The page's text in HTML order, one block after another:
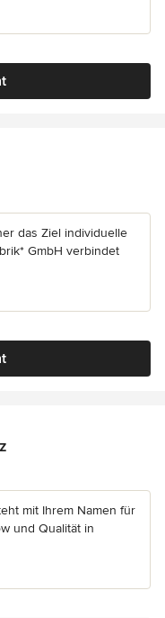
Sternen
das Ziel individuelle
GmbH verbindet
Sternen
mit Ihrem Namen für
und Qualität in